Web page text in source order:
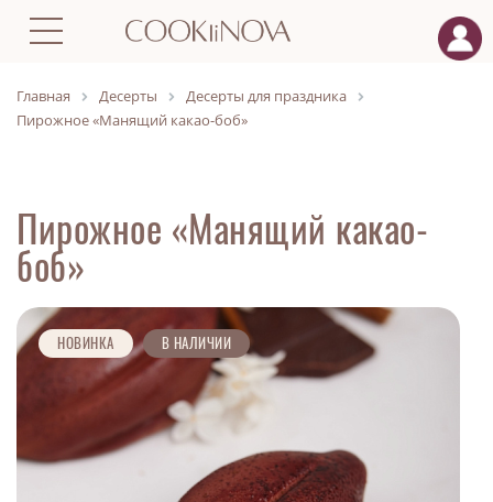
Главная Десерты
Десерты для праздника
Пирожное «Манящий какао-боб»
Пирожное «Манящий какао-
боб»
НОВИНКА В НАЛИЧИИ